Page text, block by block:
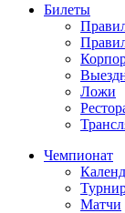
Билеты
Ложи
Чемпионат
Матчи